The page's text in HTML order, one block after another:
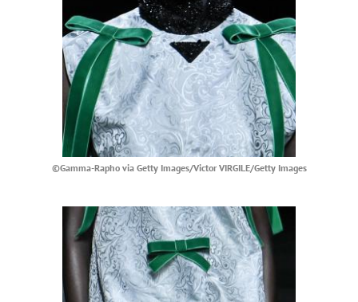
©Gamma-Rapho via Getty Images/Victor VIRGILE/Getty Images